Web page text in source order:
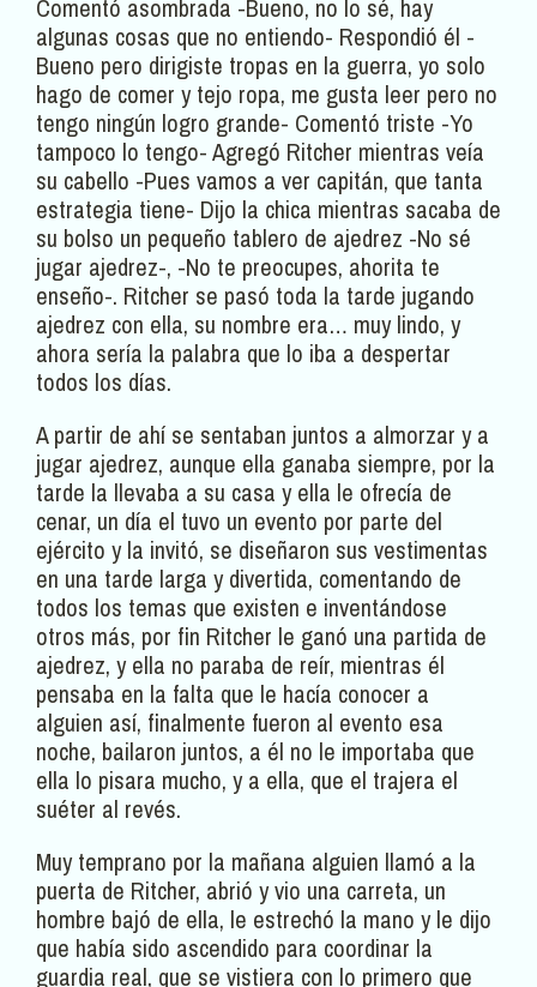
Comentó asombrada -Bueno, no lo sé, hay
algunas cosas que no entiendo- Respondió él -
Bueno pero dirigiste tropas en la guerra, yo solo
hago de comer y tejo ropa, me gusta leer pero no
tengo ningún logro grande- Comentó triste -Yo
tampoco lo tengo- Agregó Ritcher mientras veía
su cabello -Pues vamos a ver capitán, que tanta
estrategia tiene- Dijo la chica mientras sacaba de
su bolso un pequeño tablero de ajedrez -No sé
jugar ajedrez-, -No te preocupes, ahorita te
enseño-. Ritcher se pasó toda la tarde jugando
ajedrez con ella, su nombre era… muy lindo, y
ahora sería la palabra que lo iba a despertar
todos los días.
A partir de ahí se sentaban juntos a almorzar y a
jugar ajedrez, aunque ella ganaba siempre, por la
tarde la llevaba a su casa y ella le ofrecía de
cenar, un día el tuvo un evento por parte del
ejército y la invitó, se diseñaron sus vestimentas
en una tarde larga y divertida, comentando de
todos los temas que existen e inventándose
otros más, por fin Ritcher le ganó una partida de
ajedrez, y ella no paraba de reír, mientras él
pensaba en la falta que le hacía conocer a
alguien así, finalmente fueron al evento esa
noche, bailaron juntos, a él no le importaba que
ella lo pisara mucho, y a ella, que el trajera el
suéter al revés.
Muy temprano por la mañana alguien llamó a la
puerta de Ritcher, abrió y vio una carreta, un
hombre bajó de ella, le estrechó la mano y le dijo
que había sido ascendido para coordinar la
guardia real, que se vistiera con lo primero que